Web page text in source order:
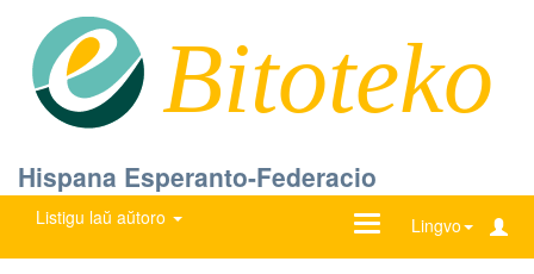
Bitoteko
Hispana Esperanto-Federacio
Listigu laŭ aŭtoro Lingvo
Ŝanĝu